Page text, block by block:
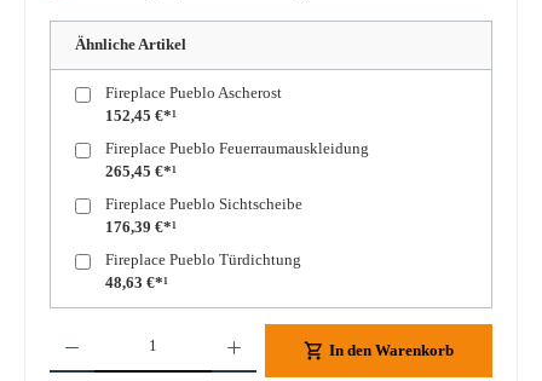
Ähnliche Artikel
Fireplace Pueblo Ascherost
152,45 €*¹
Fireplace Pueblo Feuerraumauskleidung
265,45 €*¹
Fireplace Pueblo Sichtscheibe
176,39 €*¹
Fireplace Pueblo Türdichtung
48,63 €*¹
In den Warenkorb